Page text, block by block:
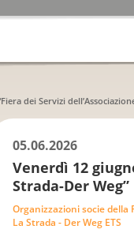
dei Servizi
05.06.2026
Venerdì 12
Strada-Der Weg”
Organizzazioni socie della
La Strada - Der Weg ETS